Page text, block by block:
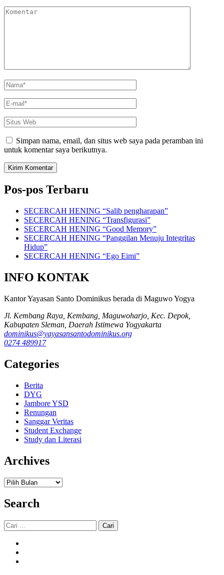
Komentar
Nama*
E-
mail*
Situs
Web
Simpan nama, email, dan situs web saya pada peramban ini
untuk komentar saya berikutnya.
Pos-pos Terbaru
SECERCAH HENING “Salib pengharapan”
SECERCAH HENING “Transfigurasi”
SECERCAH HENING “Good Memory”
SECERCAH HENING “Panggilan Menuju Integritas
Hidup”
SECERCAH HENING “Ego Eimi”
INFO KONTAK
Kantor Yayasan Santo Dominikus berada di Maguwo Yogya
Jl. Kembang Raya, Kembang, Maguwoharjo, Kec. Depok,
Kabupaten Sleman, Daerah Istimewa Yogyakarta
dominikus@yayasansantodominikus.org
0274 489917
Categories
Berita
DYG
Jambore YSD
Renungan
Sanggar Veritas
Student Exchange
Study dan Literasi
Archives
Archives
Search
Cari
untuk: